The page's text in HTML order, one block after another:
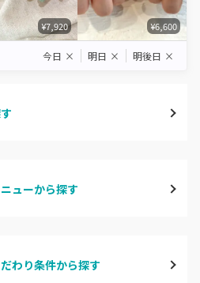
¥7,920 ¥6,600
今日 × 明日 × 明後日 ×
ューから探す
わり条件から探す